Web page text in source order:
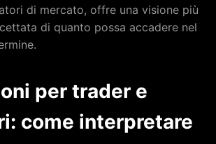
di mercato, offre una visione più
di quanto possa accadere nel
per trader e
come interpretare